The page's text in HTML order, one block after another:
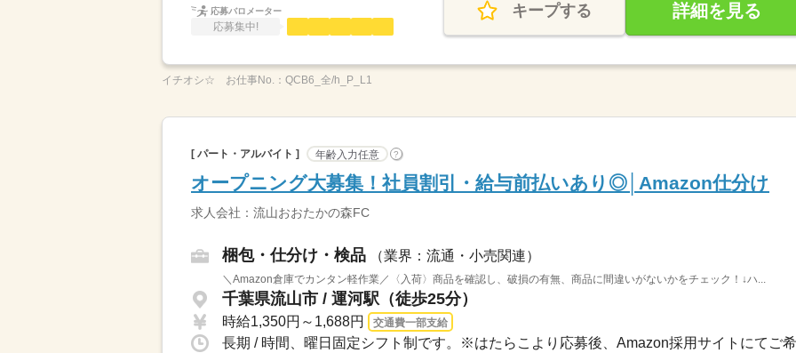
応募バロメーター
応募集中!
キープする 詳細を見る
イチオシ☆ お仕事No.： QCB6_全/h_P_L1
[ パート・アルバイト ] 年齢入力任意 ?
オープニング大募集！社員割引・給与前払いあり◎│Amazon仕分け
求人会社：流山おおたかの森FC
梱包・仕分け・検品 （業界：流通・小売関連）
＼Amazon倉庫でカンタン軽作業／〈入荷〉商品を確認し、破損の有無、商品に間違いがないかをチェック！↓ハ...
千葉県流山市 / 運河駅（徒歩25分）
時給1,350円～1,688円 交通費一部支給
長期 / 時間、曜日固定シフト制です。※はたらこより応募後、Amazon採用サイトにてご